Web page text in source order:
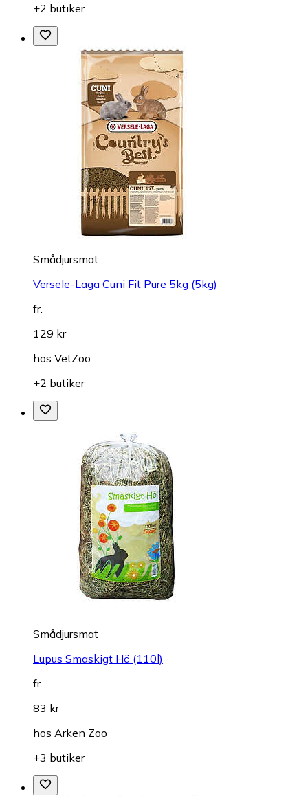
+2 butiker
Smådjursmat
Versele-Laga Cuni Fit Pure 5kg (5kg)
fr.
129 kr
hos VetZoo
+2 butiker
Smådjursmat
Lupus Smaskigt Hö (110l)
fr.
83 kr
hos Arken Zoo
+3 butiker